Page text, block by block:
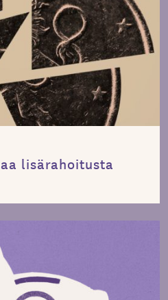
lisärahoitusta